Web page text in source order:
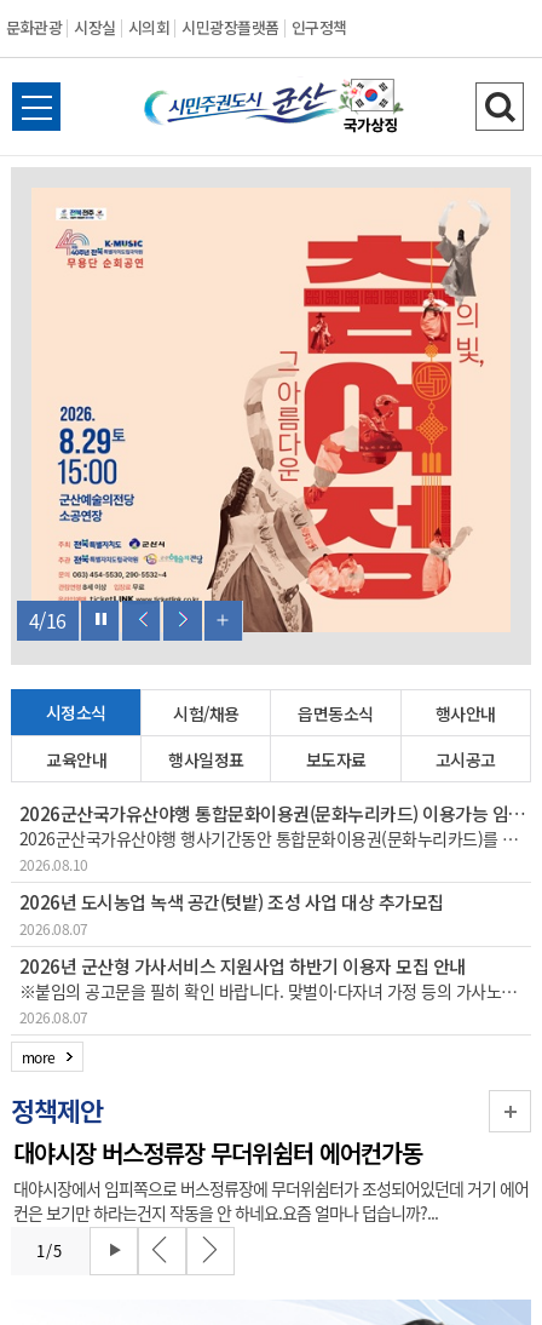
문화관광 시장실 시의회 시민광장플랫폼 인구정책
시
민
시
군
산
전
체
검
색
4/16
시정소식 시험/채용 읍면동소식
행사안내
교육안내
행사일정표 보도자료 고시공고
2026군산국가유산야행 통합문화이용권(문화누리카드) 이용가능 임시가맹점 안내
2026군산국가유산야행 행사기간동안 통합문화이용권(문화누리카드)를 이용할 수 있는 임시가맹점 51개소를 안내드립니다.※ 1~45번 : 실제 매장위치, 46~51번 (노란색표시 6군데): 해망굴일원 임시부스내에서 문화누리카드 결제가능
2026.08.10
2026년 도시농업 녹색 공간(텃밭) 조성 사업 대상 추가모집
2026.08.07
2026년 군산형 가사서비스 지원사업 하반기 이용자 모집 안내
※붙임의 공고문을 필히 확인 바랍니다. 맞벌이·다자녀 가정 등의 가사노동 부담을 경감하고 일·생활 균형 지원을 위한 「군산형 가사서비스 지원사업」하반기 이용자를 다음과 같이 추가 모집하오니 많은 참여 바랍니다. 1. 사업기간 : 20
2026.08.07
more
정책제안
대야시장 버스정류장 무더위쉼터 에어컨가동
대야시장에서 임피쪽으로 버스정류장에 무더위쉼터가 조성되어있던데 거기 에어
컨은 보기만 하라는건지 작동을 안 하네요.요즘 얼마나 덥습니까?...
1 /5